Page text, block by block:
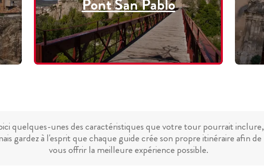
Pont San Pablo
quelques-unes des caractéristiques que votre tour pourrait inclure,
gardez à l'esprit que chaque guide crée son propre itinéraire afin de
vous offrir la meilleure expérience possible.